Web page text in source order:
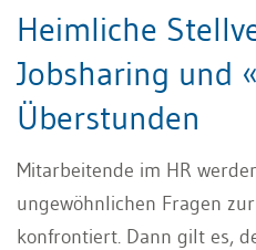
Heimliche
Jobsharing und
Überstunden
Mitarbeitende im HR
ungewöhnlichen Fragen
konfrontiert. Dann gilt es,